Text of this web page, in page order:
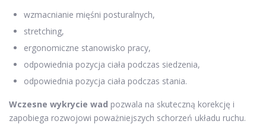
wzmacnianie mięśni posturalnych,
stretching,
ergonomiczne stanowisko pracy,
odpowiednia pozycja ciała podczas siedzenia,
odpowiednia pozycja ciała podczas stania.
Wczesne wykrycie wad pozwala na skuteczną korekcję i
zapobiega rozwojowi poważniejszych schorzeń układu ruchu.